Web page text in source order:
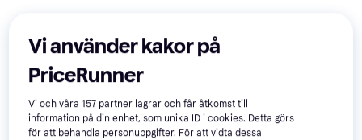
279 kr435 kr
9+ butiker
104 kr129 kr
Populära produkter just nu
Vi använder kakor på
PriceRunner
Vi och våra157 partner lagrar och får åtkomst till
information på din enhet, som unika ID i cookies. Detta görs
för att behandla personuppgifter. För att vidta dessa